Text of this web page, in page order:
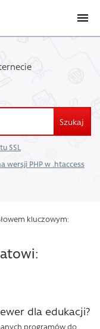
Szukaj
SSL
wersji PHP w .htaccess
kluczowym:
dla edukacji?
programów do